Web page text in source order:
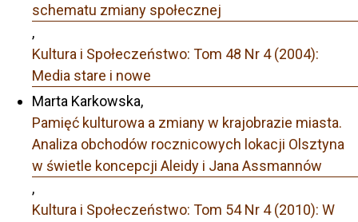
schematu zmiany społecznej
,
Kultura i Społeczeństwo: Tom 48 Nr 4 (2004):
Media stare i nowe
Marta Karkowska,
Pamięć kulturowa a zmiany w krajobrazie miasta.
Analiza obchodów rocznicowych lokacji Olsztyna
w świetle koncepcji Aleidy i Jana Assmannów
,
Kultura i Społeczeństwo: Tom 54 Nr 4 (2010): W